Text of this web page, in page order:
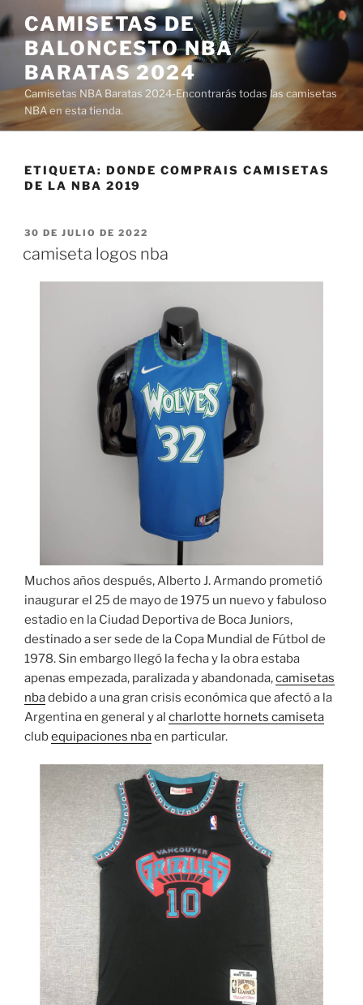
al
contenido
CAMISETAS DE
BALONCESTO NBA
BARATAS 2024
Camisetas NBA Baratas 2024-Encontrarás todas las camisetas
NBA en esta tienda.
ETIQUETA: DONDE COMPRAIS CAMISETAS
DE LA NBA 2019
PUBLICADO
30 DE JULIO DE 2022
camiseta logos nba
Muchos años después, Alberto J. Armando prometió
inaugurar el 25 de mayo de 1975 un nuevo y fabuloso
estadio en la Ciudad Deportiva de Boca Juniors,
destinado a ser sede de la Copa Mundial de Fútbol de
1978. Sin embargo llegó la fecha y la obra estaba
apenas empezada, paralizada y abandonada,camisetas
nbadebido a una gran crisis económica que afectó a la
Argentina en general y al charlotte hornets camiseta
clubequipaciones nbaen particular.